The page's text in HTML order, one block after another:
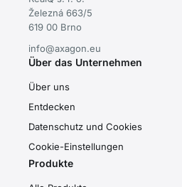
Železná 663/5
619 00 Brno
info@axagon.eu
Über das Unternehmen
Über uns
Entdecken
Datenschutz und Cookies
Cookie-Einstellungen
Produkte